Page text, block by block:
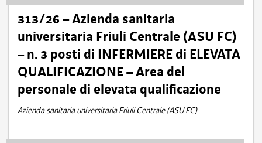
313/26 – Azienda sanitaria
universitaria Friuli Centrale (ASU FC)
– n. 3 posti di INFERMIERE di ELEVATA
QUALIFICAZIONE – Area del
personale di elevata qualificazione
Azienda sanitaria universitaria Friuli Centrale (ASU FC)